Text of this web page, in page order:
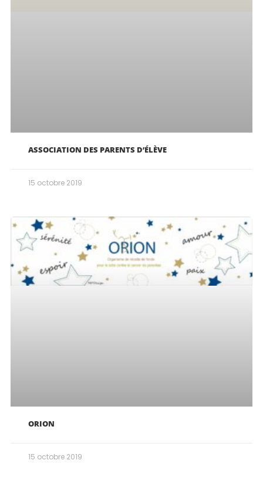
ASSOCIATION DES PARENTS D’ÉLÈVE
15 octobre 2019
ORION
15 octobre 2019